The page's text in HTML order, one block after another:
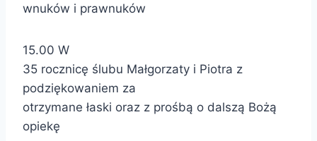
wnuków i prawnuków
15.00 W
35 rocznicę ślubu Małgorzaty i Piotra z
podziękowaniem za
otrzymane łaski oraz z prośbą o dalszą Bożą
opiekę